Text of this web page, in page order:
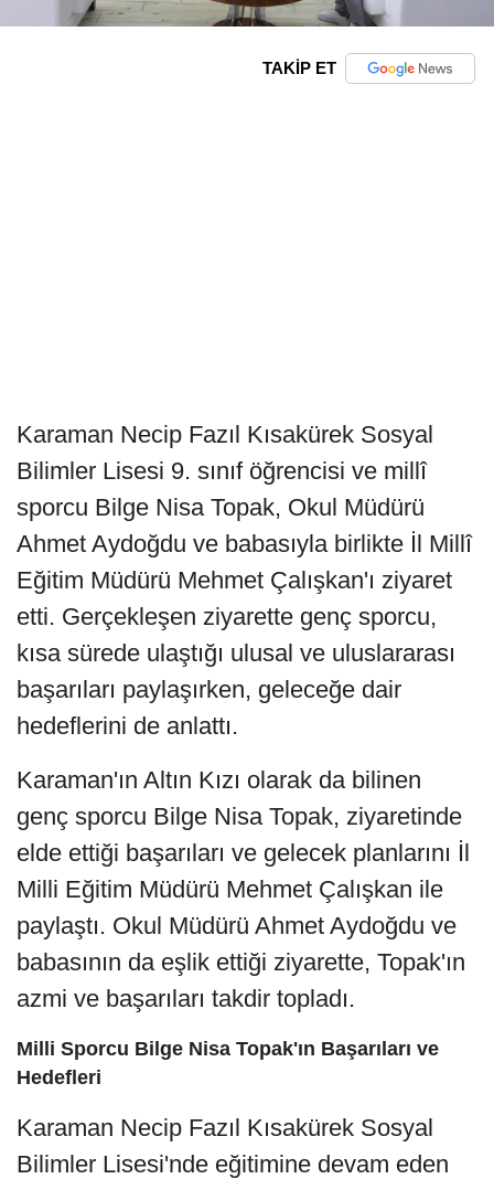
TAKİP ET
Karaman Necip Fazıl Kısakürek Sosyal
Bilimler Lisesi 9. sınıf öğrencisi ve millî
sporcu Bilge Nisa Topak, Okul Müdürü
Ahmet Aydoğdu ve babasıyla birlikte İl Millî
Eğitim Müdürü Mehmet Çalışkan'ı ziyaret
etti. Gerçekleşen ziyarette genç sporcu,
kısa sürede ulaştığı ulusal ve uluslararası
başarıları paylaşırken, geleceğe dair
hedeflerini de anlattı.
Karaman'ın Altın Kızı olarak da bilinen
genç sporcu Bilge Nisa Topak, ziyaretinde
elde ettiği başarıları ve gelecek planlarını İl
Milli Eğitim Müdürü Mehmet Çalışkan ile
paylaştı. Okul Müdürü Ahmet Aydoğdu ve
babasının da eşlik ettiği ziyarette, Topak'ın
azmi ve başarıları takdir topladı.
Milli Sporcu Bilge Nisa Topak'ın Başarıları ve
Hedefleri
Karaman Necip Fazıl Kısakürek Sosyal
Bilimler Lisesi'nde eğitimine devam eden